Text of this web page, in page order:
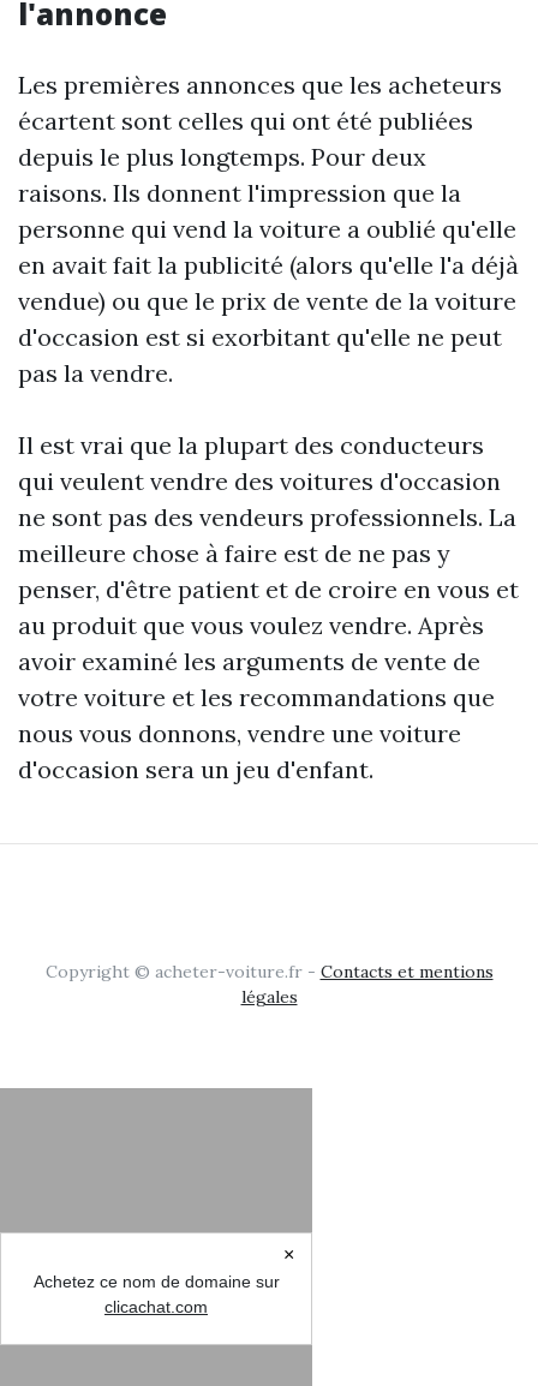
l'annonce
Les premières annonces que les acheteurs
écartent sont celles qui ont été publiées
depuis le plus longtemps. Pour deux
raisons. Ils donnent l'impression que la
personne qui vend la voiture a oublié qu'elle
en avait fait la publicité (alors qu'elle l'a déjà
vendue) ou que le prix de vente de la voiture
d'occasion est si exorbitant qu'elle ne peut
pas la vendre.
Il est vrai que la plupart des conducteurs
qui veulent vendre des voitures d'occasion
ne sont pas des vendeurs professionnels. La
meilleure chose à faire est de ne pas y
penser, d'être patient et de croire en vous et
au produit que vous voulez vendre. Après
avoir examiné les arguments de vente de
votre voiture et les recommandations que
nous vous donnons, vendre une voiture
d'occasion sera un jeu d'enfant.
Copyright © acheter-voiture.fr - Contacts et mentions
légales
×
Achetez ce nom de domaine sur
clicachat.com